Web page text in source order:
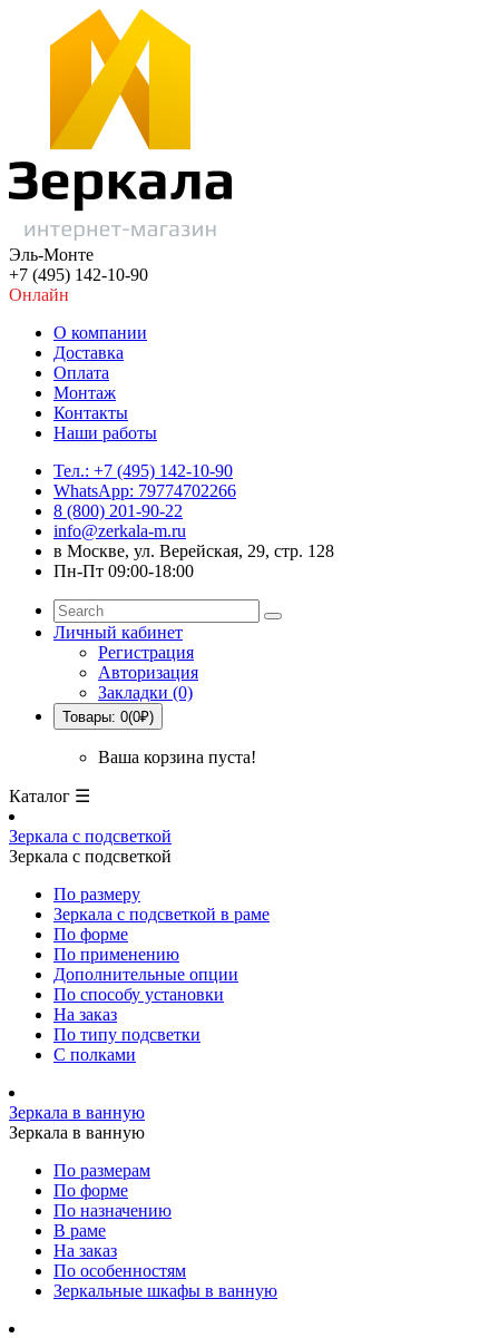
Эль-Монте
+7 (495) 142-10-90
Онлайн
О компании
Доставка
Оплата
Монтаж
Контакты
Наши работы
Тел.: +7 (495) 142-10-90
WhatsApp: 79774702266
8 (800) 201-90-22
info@zerkala-m.ru
в Москве, ул. Верейская, 29, стр. 128
Пн-Пт 09:00-18:00
Личный кабинет
Регистрация
Авторизация
Закладки (0)
Товары: 0(0₽)
Ваша корзина пуста!
Каталог ☰
Зеркала с подсветкой
Зеркала с подсветкой
По размеру
Зеркала с подсветкой в раме
По форме
По применению
Дополнительные опции
По способу установки
На заказ
По типу подсветки
С полками
Зеркала в ванную
Зеркала в ванную
По размерам
По форме
По назначению
В раме
На заказ
По особенностям
Зеркальные шкафы в ванную